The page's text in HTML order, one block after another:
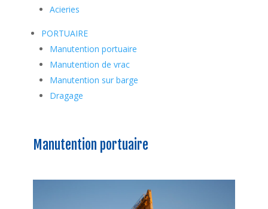
Acieries
PORTUAIRE
Manutention portuaire
Manutention de vrac
Manutention sur barge
Dragage
Manutention portuaire